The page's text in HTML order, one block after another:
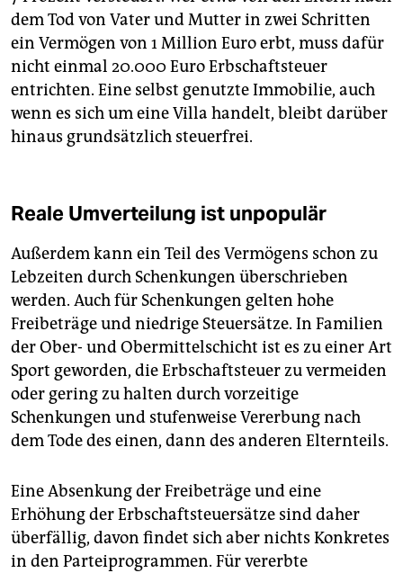
dem Tod von Vater und Mutter in zwei Schritten
ein Vermögen von 1 ­Million Euro erbt, muss dafür
nicht einmal 20.000 Euro Erbschaftsteuer
entrichten. Eine selbst genutzte Immobilie, auch
wenn es sich um eine Villa handelt, bleibt darüber
hinaus grundsätzlich steuerfrei.
Reale Umverteilung ist unpopulär
Außerdem kann ein Teil des Vermögens schon zu
Lebzeiten durch Schenkungen überschrieben
werden. Auch für Schenkungen gelten hohe
Freibeträge und niedrige Steuersätze. In Familien
der Ober- und Obermittelschicht ist es zu einer Art
Sport geworden, die Erbschaftsteuer zu vermeiden
oder gering zu halten durch vorzeitige
Schenkungen und stufenweise Vererbung nach
dem Tode des einen, dann des anderen Elternteils.
Eine Absenkung der Freibeträge und eine
Erhöhung der Erbschaftsteuersätze sind daher
überfällig, davon findet sich aber nichts Konkretes
in den Parteiprogrammen. Für vererbte